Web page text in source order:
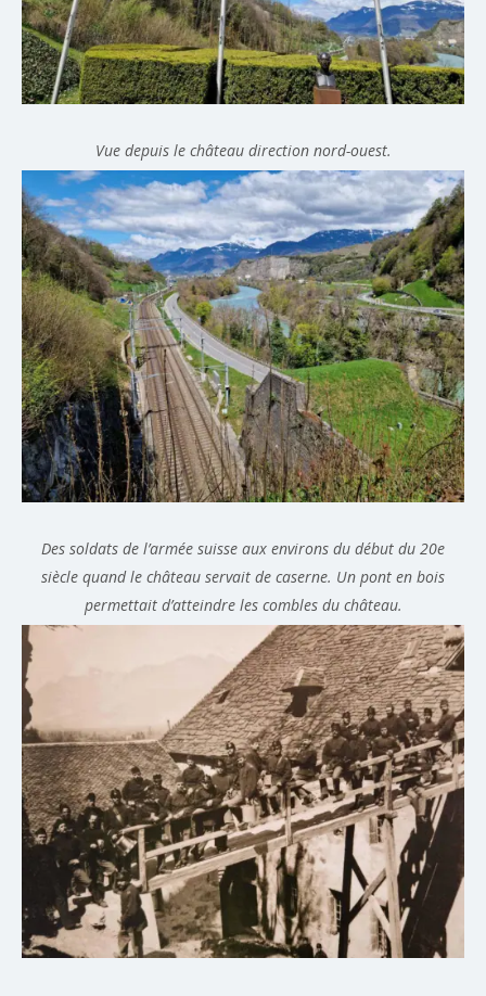
Vue depuis le château direction nord-ouest.
Des soldats de l’armée suisse aux environs du début du 20e
siècle quand le château servait de caserne. Un pont en bois
permettait d’atteindre les combles du château.